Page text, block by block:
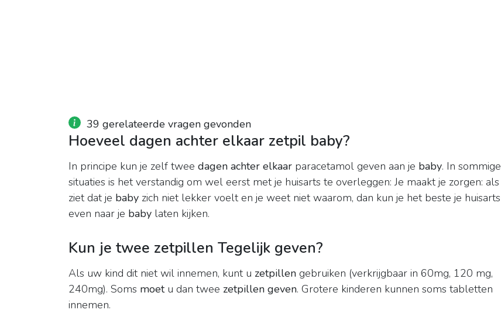
39 gerelateerde vragen gevonden
Hoeveel dagen achter elkaar zetpil baby?
In principe kun je zelf twee dagen achter elkaar paracetamol geven aan je baby. In sommige
situaties is het verstandig om wel eerst met je huisarts te overleggen: Je maakt je zorgen: als
ziet dat je baby zich niet lekker voelt en je weet niet waarom, dan kun je het beste je huisarts
even naar je baby laten kijken.
Kun je twee zetpillen Tegelijk geven?
Als uw kind dit niet wil innemen, kunt u zetpillen gebruiken (verkrijgbaar in 60mg, 120 mg,
240mg). Soms moetu dan twee zetpillen geven. Grotere kinderen kunnen soms tabletten
innemen.